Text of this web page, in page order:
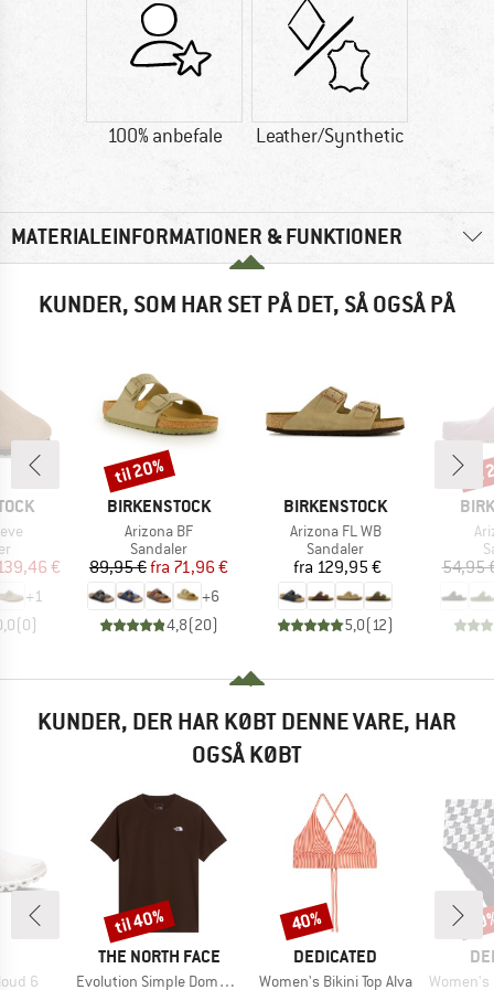
100% anbefale Leather/Synthetic
MATERIALEINFORMATIONER & FUNKTIONER
KUNDER, SOM HAR SET PÅ DET, SÅ OGSÅ PÅ
pris
€
+1
(0)
MÆRKE
BIRKENSTOCK
Artikel
Arizona BF
Produktgruppe
Sandaler
Pris
89,95 € Nedsat pris
fra 71,96 €
+6
4,8(20)
Rabat
til 20%
MÆRKE
BIRKENSTOCK
Artikel
Arizona FL WB
Produktgruppe
Sandaler
Pris
fra 129,95 €
5,0( 12)
54,95
KUNDER, DER HAR KØBT DENNE VARE, HAR
OGSÅ KØBT
6
MÆRKE
THE NORTH FACE
Artikel
Evolution Simple Dome Short Sleeve
Rabat
til 40%
MÆRKE
DEDICATED
Artikel
Women's Bikini Top Alva
Rabat
40%
Artikel
Women's